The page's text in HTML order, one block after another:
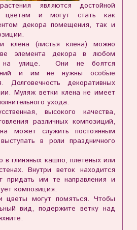
являются достойной
цветам и могут стать как
декора помещения, так и
клена (листья клена) можно
элемента декора в любом
на улице. Они не боятся
и им не нужны особые
Долговечность декоративных
Муляж ветки клена не имеет
ухода.
высокого качества,
различных композиций,
может служить постоянным
в роли праздничного
глиняных кашпо, плетеных или
Внутри веток находится
придать им те направления и
композиция.
цветы могут помяться. Чтобы
вид, подержите ветку над